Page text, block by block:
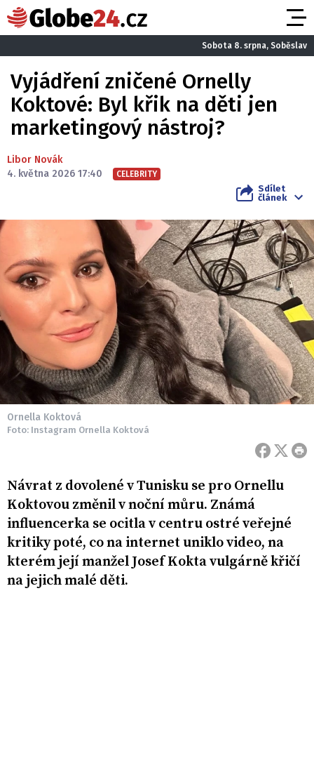
Sobota 8. srpna, Soběslav
Vyjádření zničené Ornelly
Koktové: Byl křik na děti jen
marketingový nástroj?
Libor Novák
4. května 2026 17:40
CELEBRITY
Sdílet
článek
Ornella Koktová
Foto: Instagram Ornella Koktová
Návrat z dovolené v Tunisku se pro Ornellu
Koktovou změnil v noční můru. Známá
influencerka se ocitla v centru ostré veřejné
kritiky poté, co na internet uniklo video, na
kterém její manžel Josef Kokta vulgárně křičí
na jejich malé děti.